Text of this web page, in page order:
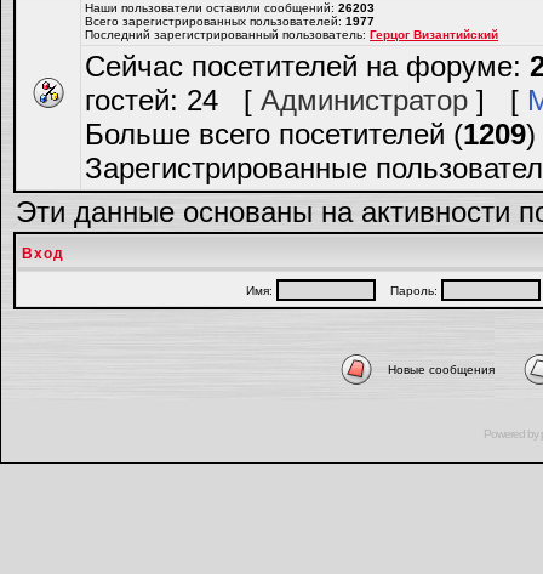
Наши пользователи оставили сообщений: 26203
Всего зарегистрированных пользователей: 1977
Последний зарегистрированный пользователь: Герцог Византийский
Сейчас посетителей на форуме:
гостей: 24 [ Администратор ] [
Больше всего посетителей (1209)
Зарегистрированные
Эти данные основаны на активности
Вход
Имя: Пароль:
Новые сообщения
Powered by